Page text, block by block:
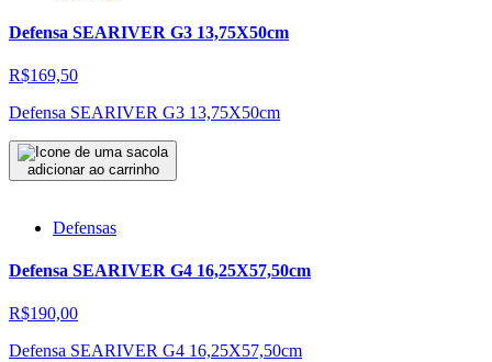
Defensa SEARIVER G3 13,75X50cm
R$169,50
Defensa SEARIVER G3 13,75X50cm
adicionar ao carrinho
Defensas
Defensa SEARIVER G4 16,25X57,50cm
R$190,00
Defensa SEARIVER G4 16,25X57,50cm